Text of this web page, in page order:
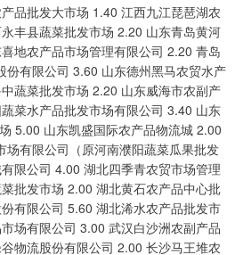
品批发大市场 1.40 江西九江琵琶湖农
丰县蔬菜批发市场 2.20 山东青岛黄河
地农产品市场管理有限公司 2.20 青岛
份有限公司 3.60 山东德州黑马农贸水产
蔬菜批发市场 2.20 山东威海市农副产
菜水产品批发市场有限公司 3.40 山东
5.00 山东凯盛国际农产品物流城 2.00
场有限公司（原河南濮阳蔬菜瓜果批发
限公司 4.00 湖北四季青农贸市场管理
批发市场 2.00 湖北黄石农产品中心批
有限公司 5.60 湖北浠水农产品批发市
场有限公司 3.00 武汉白沙洲农副产品
物流股份有限公司 2.00 长沙马王堆农